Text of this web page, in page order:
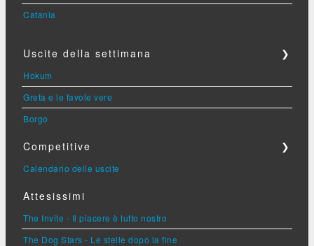
Catania
Uscite della settimana ❯
Hokum
Greta e le favole vere
Borgo
Competitive ❯
Calendario delle uscite
Attesissimi
The Invite - Il piacere è tutto nostro
The Dog Stars - Le stelle dopo la fine